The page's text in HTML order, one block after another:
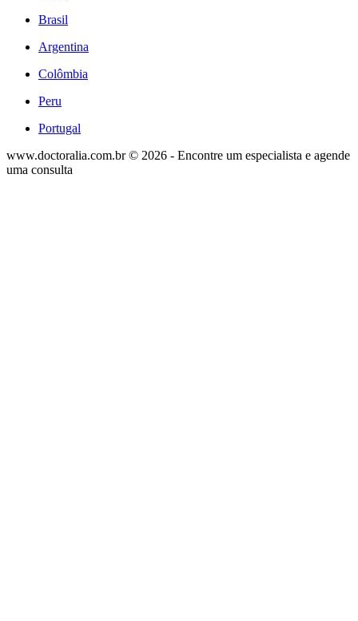
Brasil
Argentina
Colômbia
Peru
Portugal
www.doctoralia.com.br © 2026 - Encontre um especialista e agende
uma consulta